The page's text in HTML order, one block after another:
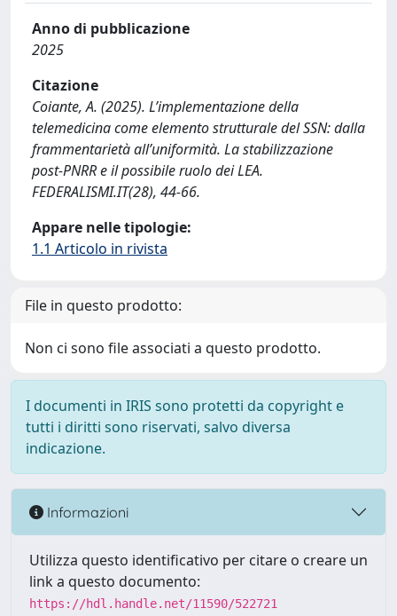
Anno di pubblicazione
2025
Citazione
Coiante, A. (2025). L’implementazione della
telemedicina come elemento strutturale del SSN: dalla
frammentarietà all’uniformità. La stabilizzazione
post-PNRR e il possibile ruolo dei LEA.
FEDERALISMI.IT(28), 44-66.
Appare nelle tipologie:
1.1 Articolo in rivista
File in questo prodotto:
Non ci sono file associati a questo prodotto.
I documenti in IRIS sono protetti da copyright e
tutti i diritti sono riservati, salvo diversa
indicazione.
Informazioni
Utilizza questo identificativo per citare o creare un
link a questo documento:
https://hdl.handle.net/11590/522721